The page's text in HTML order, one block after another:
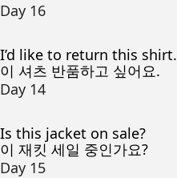
Day 16
I’d like to return this shirt.
이 셔츠 반품하고 싶어요.
Day 14
Is this jacket on sale?
이 재킷 세일 중인가요?
Day 15